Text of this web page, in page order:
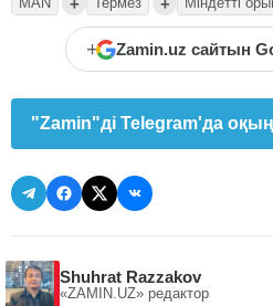
+ Zamin.uz сайтын
"Zamin"ді Telegram'да
Shuhrat Razzakov
«ZAMIN.UZ» редактор